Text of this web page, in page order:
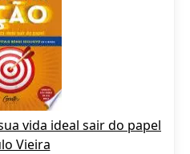
vida ideal sair do papel
Vieira